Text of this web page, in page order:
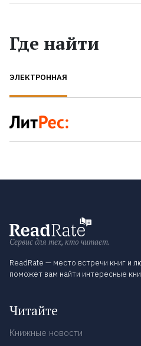
Где найти
ЭЛЕКТРОННАЯ
Сервис для тех, кто читает.
ReadRate — место встречи книг и
поможет вам найти интересные
Читайте
Книжные новости